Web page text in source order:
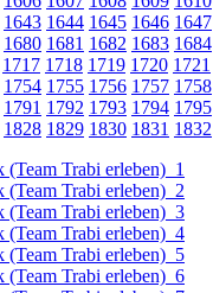
1643 1644 1645 1646 1647
1680 1681 1682 1683 1684
1717 1718 1719 1720 1721
1754 1755 1756 1757 1758
1791 1792 1793 1794 1795
1828 1829 1830 1831 1832